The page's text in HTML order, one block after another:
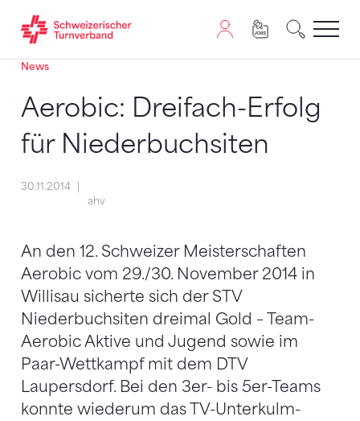
Zum Inhalt springen
Zur Sitemap navigieren
Zum Navigieren dieser Seite wird JavaScript benötigt.
News
Aerobic: Dreifach-Erfolg
für Niederbuchsiten
30.11.2014
ahv
An den 12. Schweizer Meisterschaften
Aerobic vom 29./30. November 2014 in
Willisau sicherte sich der STV
Niederbuchsiten dreimal Gold – Team-
Aerobic Aktive und Jugend sowie im
Paar-Wettkampf mit dem DTV
Laupersdorf. Bei den 3er- bis 5er-Teams
konnte wiederum das TV-Unterkulm-